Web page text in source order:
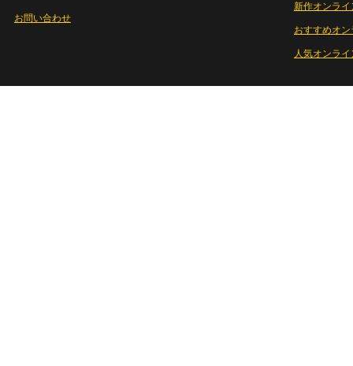
お問い合わせ
新作オンライ
おすすめオ
人気オンラ